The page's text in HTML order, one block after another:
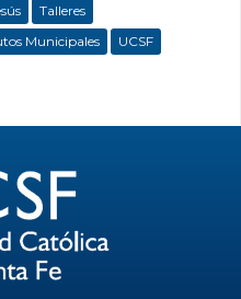
Talleres
Municipales UCSF